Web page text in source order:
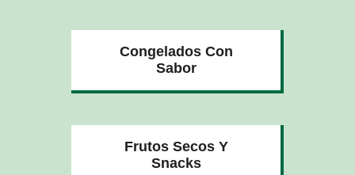
Congelados Con
Sabor
Frutos Secos Y
Snacks